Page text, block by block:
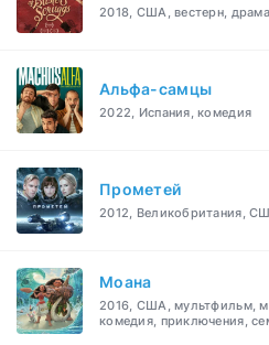
2018, США, вестерн,
Альфа-самцы
2022, Испания, комедия
Прометей
2012, Великобритания,
Моана
2016, США, мультфильм,
комедия, приключения,